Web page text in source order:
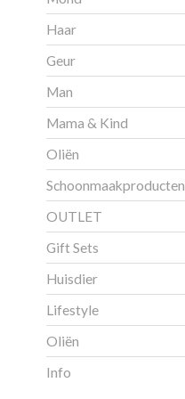
Haar
Geur
Man
Mama & Kind
Oliën
Schoonmaakproducten
OUTLET
Gift Sets
Huisdier
Lifestyle
Oliën
Info